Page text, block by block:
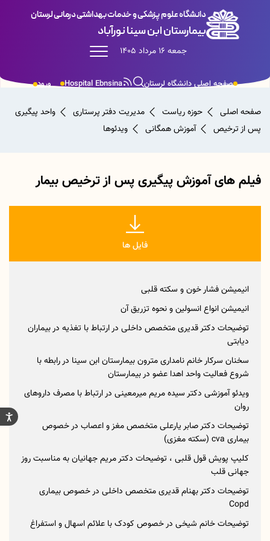
دانشگاه علوم پزشکی و خدمات بهداشتی درمانی لرستان
بیمارستان ابن سینا نورآباد
جمعه 16 مرداد 1405
ورود Hospital Ebnsina صفحه اصلی دانشگاه لرستان
صفحه اصلی حوزه ریاست مدیریت دفتر پرستاری
واحد پیگیری
پس از ترخیص
آموزش همگانی ویدئوها
فیلم های آموزش پیگیری پس از ترخیص بیمار
فایل ها
انیمیشن فشار خون و سکته قلبی
انیمیشن انواع انسولین و نحوه تزریق آن
توضیحات دکتر قدیری متخصص داخلی در ارتباط با تغذیه در بیماران
دیابتی
سخنان سرکار خانم نامداری مترون بیمارستان ابن سینا در رابطه با
شروع فعالیت واحد اهدا عضو در بیمارستان
ویدئو آموزشی دکتر سیده مریم میرمعینی در ارتباط با مصرف داروهای
روان
توضیحات دکتر صابر یارعلی متخصص مغز و اعصاب در خصوص
بیماری cva (سکته مغزی)
کلیپ پویش قول قلبی ، توضیحات دکتر مریم جهانیان به مناسبت روز
جهانی قلب
توضیحات دکتر بهنام قدیری متخصص داخلی در خصوص بیماری
Copd
توضیحات خانم شیخی در خصوص کودک با علائم اسهال و استفراغ